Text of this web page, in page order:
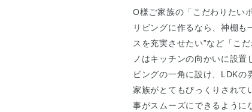
O様ご家族の「こだわりたい
リビングに作るなら、神棚も
スを充実させたい”など「こ
ノはキッチンの向かいに設
ビングの一角に設け、LDKの
家族がとてもびっくりされて
事がスムーズにできるように